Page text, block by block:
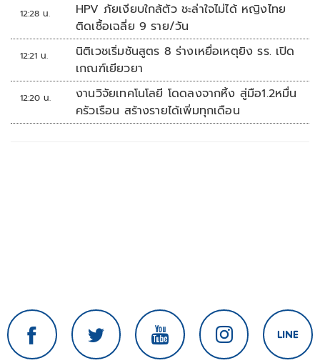
12:28 น.
HPV ภัยเงียบใกล้ตัว ชะล่าใจไม่ได้ หญิงไทย
ติดเชื้อเฉลี่ย 9 ราย/วัน
12:21 น.
นิติเวชเริ่มชันสูตร 8 ร่างเหยื่อเหตุยิง รร. เปิด
เกณฑ์เยียวยา
12:20 น.
งานวิจัยเทคโนโลยี โดดลงจากหิ้ง สู่มือ1.2หมื่น
ครัวเรือน สร้างรายได้เพิ่มทุกเดือน